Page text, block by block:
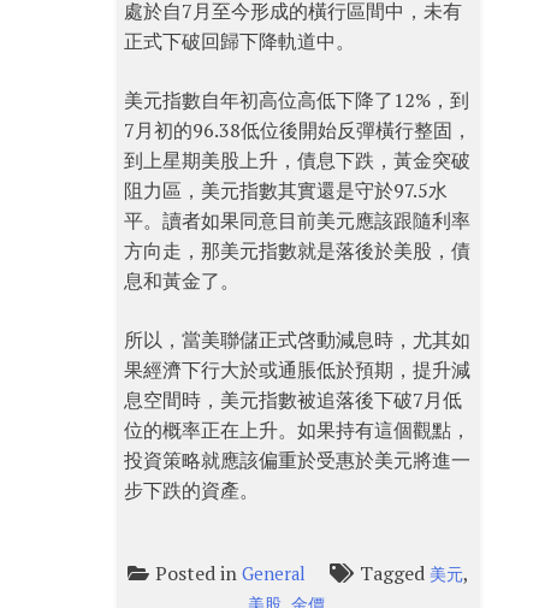
處於自7月至今形成的橫行區間中，未有
正式下破回歸下降軌道中。
美元指數自年初高位高低下降了12%，到
7月初的96.38低位後開始反彈橫行整固，
到上星期美股上升，債息下跌，黃金突破
阻力區，美元指數其實還是守於97.5水
平。讀者如果同意目前美元應該跟隨利率
方向走，那美元指數就是落後於美股，債
息和黃金了。
所以，當美聯儲正式啓動減息時，尤其如
果經濟下行大於或通脹低於預期，提升減
息空間時，美元指數被追落後下破7月低
位的概率正在上升。如果持有這個觀點，
投資策略就應該偏重於受惠於美元將進一
步下跌的資產。
Posted inGeneral Tagged 美元,